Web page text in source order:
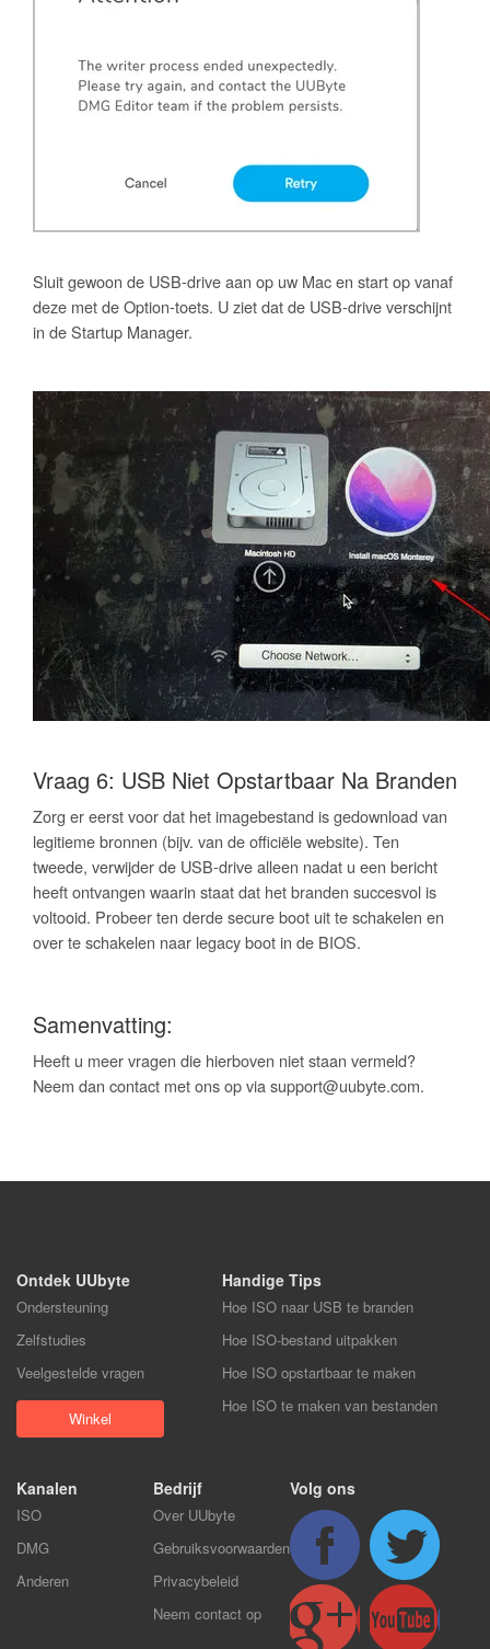
Sluit gewoon de USB-drive aan op uw Mac en start op vanaf
deze met de Option-toets. U ziet dat de USB-drive verschijnt
in de Startup Manager.
Vraag 6: USB Niet Opstartbaar Na Branden
Zorg er eerst voor dat het imagebestand is gedownload van
legitieme bronnen (bijv. van de officiële website). Ten
tweede, verwijder de USB-drive alleen nadat u een bericht
heeft ontvangen waarin staat dat het branden succesvol is
voltooid. Probeer ten derde secure boot uit te schakelen en
over te schakelen naar legacy boot in de BIOS.
Samenvatting:
Heeft u meer vragen die hierboven niet staan vermeld?
Neem dan contact met ons op via support@uubyte.com.
Ontdek UUbyte
Ondersteuning
Zelfstudies
Veelgestelde vragen
Winkel
Handige Tips
Hoe ISO naar USB te branden
Hoe ISO-bestand uitpakken
Hoe ISO opstartbaar te maken
Hoe ISO te maken van bestanden
Kanalen
ISO
DMG
Anderen
Bedrijf
Over UUbyte
Gebruiksvoorwaarden
Privacybeleid
Neem contact op
Volg ons